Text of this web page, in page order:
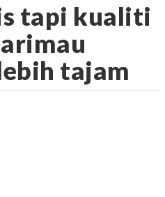
tapi kualiti
tajam